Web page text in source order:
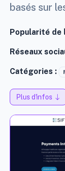
basés sur
Popularité de
Réseaux
Catégories :
Plus d'infos